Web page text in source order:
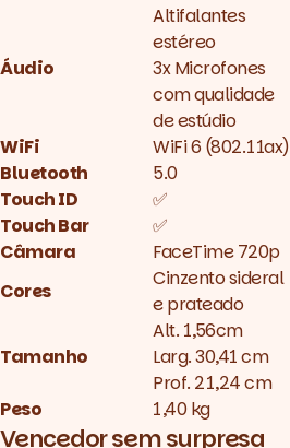
Áudio
Altifalantes
estéreo
3x Microfones
com qualidade
de estúdio
WiFi
WiFi 6 (802.11ax)
Bluetooth
5.0
Touch ID
✅
Touch Bar
✅
Câmara
FaceTime 720p
Cores
Cinzento sideral
e prateado
Tamanho
Alt. 1,56cm
Larg. 30,41 cm
Prof. 21,24 cm
Peso
1,40 kg
Vencedor sem surpresa